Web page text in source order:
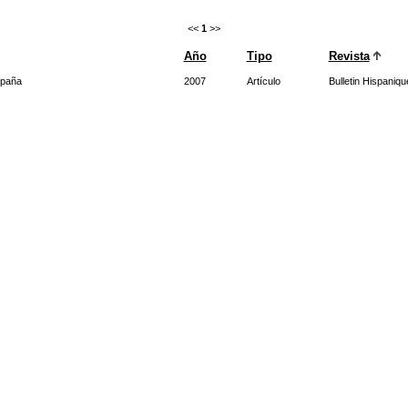
<< 1 >>
Año Tipo Revista
2007 Artículo Bulletin